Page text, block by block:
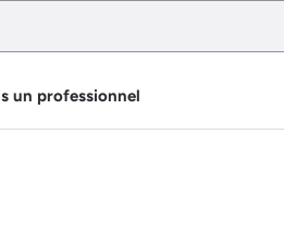
un professionnel